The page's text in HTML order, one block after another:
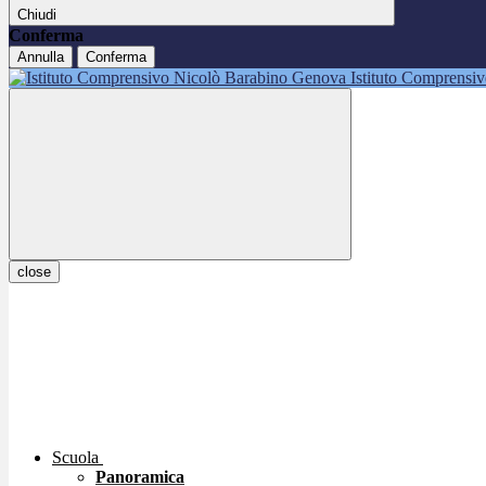
Chiudi
Conferma
Annulla Conferma
Istituto
close
Scuola
Panoramica